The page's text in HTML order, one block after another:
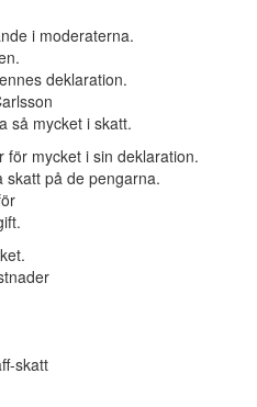
i moderaterna.
deklaration.
så mycket i skatt.
mycket i sin deklaration.
skatt på de pengarna.
skatt